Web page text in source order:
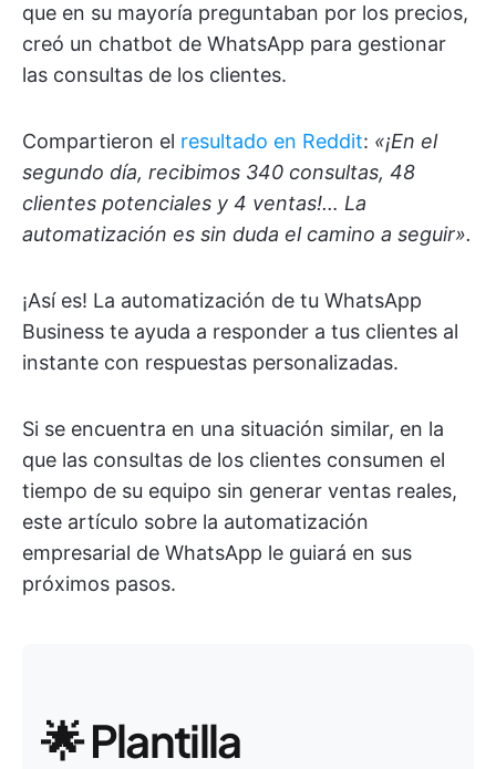
que en su mayoría preguntaban por los precios,
creó un chatbot de WhatsApp para gestionar
las consultas de los clientes.
Compartieron el resultado en Reddit: «¡En el
segundo día, recibimos 340 consultas, 48
clientes potenciales y 4 ventas!… La
automatización es sin duda el camino a seguir».
¡Así es! La automatización de tu WhatsApp
Business te ayuda a responder a tus clientes al
instante con respuestas personalizadas.
Si se encuentra en una situación similar, en la
que las consultas de los clientes consumen el
tiempo de su equipo sin generar ventas reales,
este artículo sobre la automatización
empresarial de WhatsApp le guiará en sus
próximos pasos.
🌟 Plantilla